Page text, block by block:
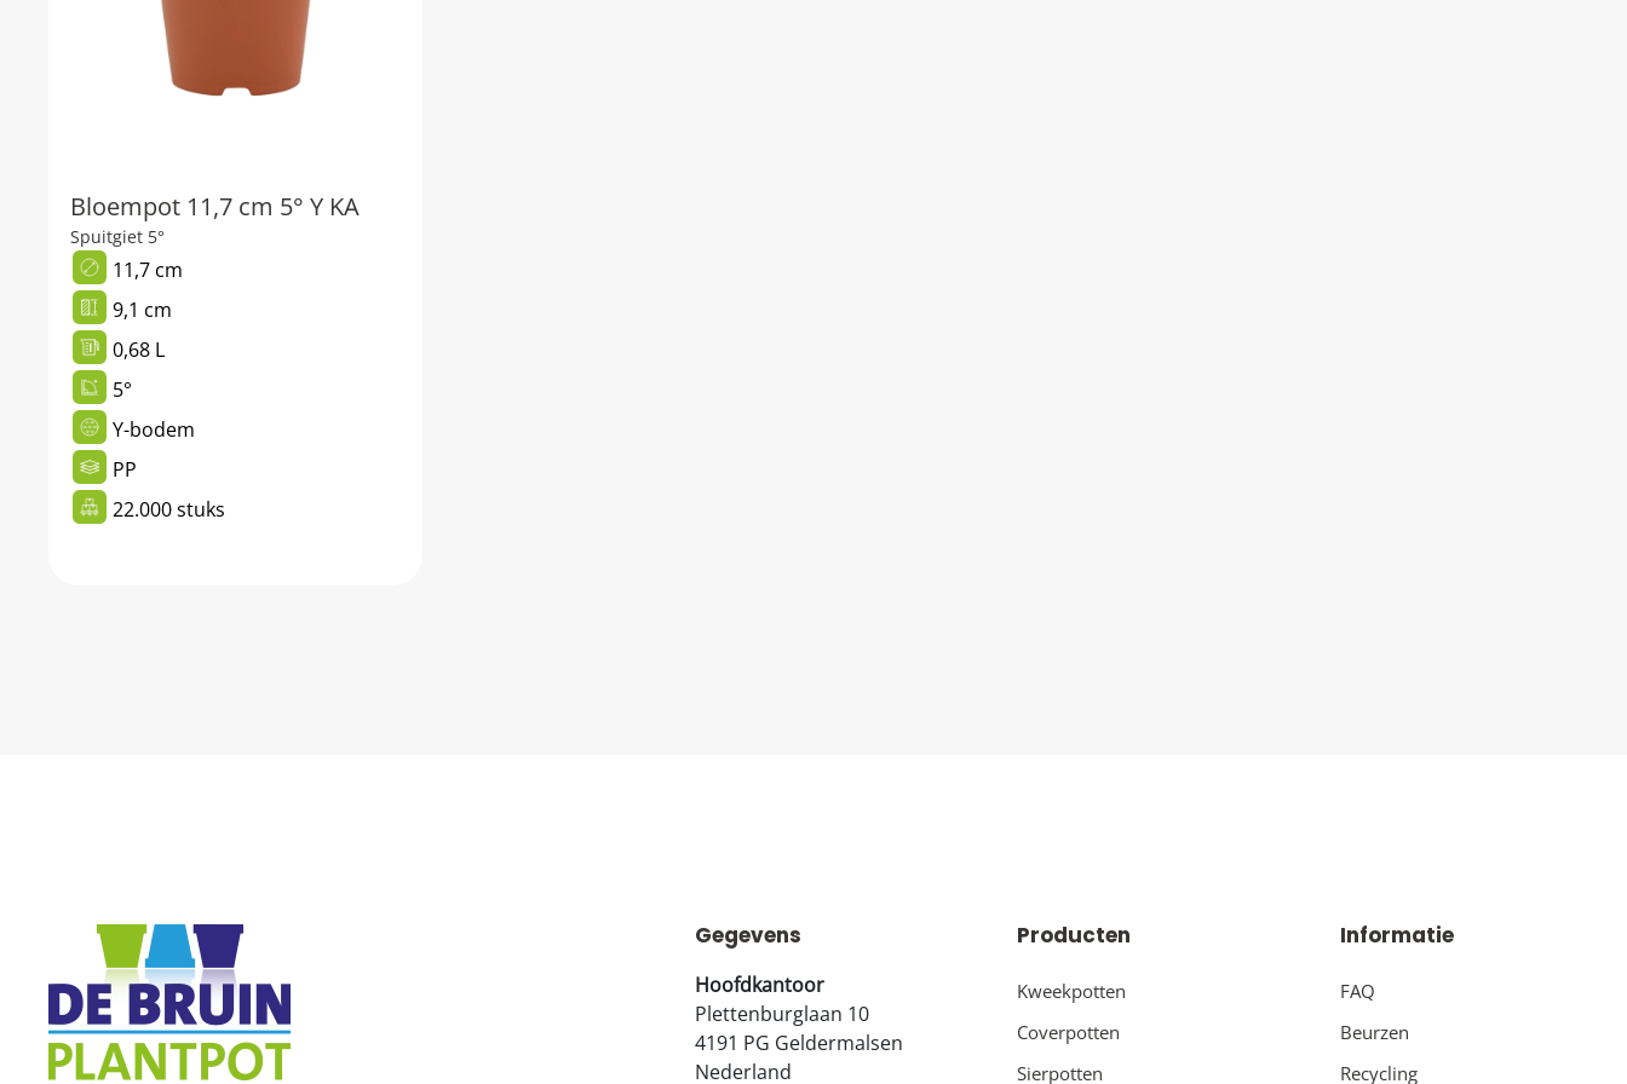
Bloempot 11,7 cm 5° Y KA
Spuitgiet 5°
11,7 cm
9,1 cm
0,68 L
5°
Y-bodem
PP
22.000 stuks
Gegevens
Hoofdkantoor
Plettenburglaan 10
4191 PG Geldermalsen
Nederland
Producten
Kweekpotten
Coverpotten
Sierpotten
Informatie
FAQ
Beurzen
Recycling